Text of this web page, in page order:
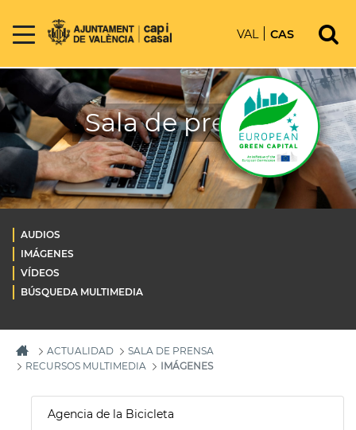
VAL CAS
Sala de prensa
AUDIOS
IMÁGENES
VÍDEOS
BÚSQUEDA MULTIMEDIA
ACTUALIDAD
SALA DE PRENSA
RECURSOS MULTIMEDIA
IMÁGENES
Agencia de la Bicicleta